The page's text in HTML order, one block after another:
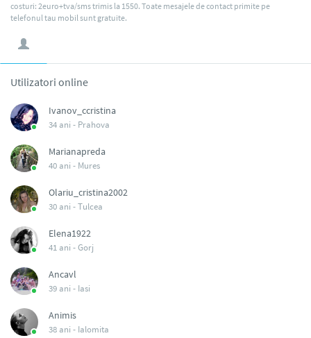
costuri: 2euro+tva/sms trimis la 1550. Toate mesajele de contact primite pe
telefonul tau mobil sunt gratuite.
Utilizatori online
Ivanov_ccristina
34 ani - Prahova
Marianapreda
40 ani - Mures
Olariu_cristina2002
30 ani -Tulcea
Elena1922
41 ani -Gorj
Ancavl
39 ani - Iasi
Animis
38 ani - Ialomita